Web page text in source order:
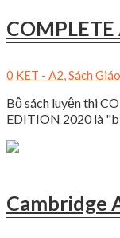
0 KET - A2,Sách
Bộ sách luyện thi
EDITION 2020 là
Cambridge